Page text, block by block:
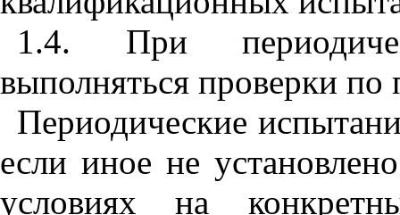
1.4. При
выполняться проверки
Периодические
если иное не
условиях на